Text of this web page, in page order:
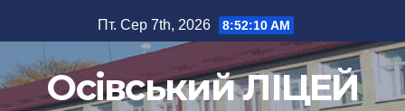
до
вмісту
Пт. Сер 7th, 2026 8:52:12 AM
Осівський ЛІЦЕЙ